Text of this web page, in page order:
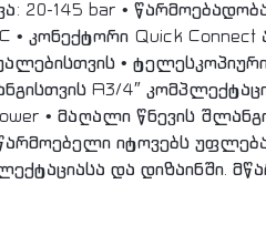
20-145 bar •
• კონექტორი Quick
•
A3/4″
• მაღალი წნევის
იტოვებს
და დიზაინში.